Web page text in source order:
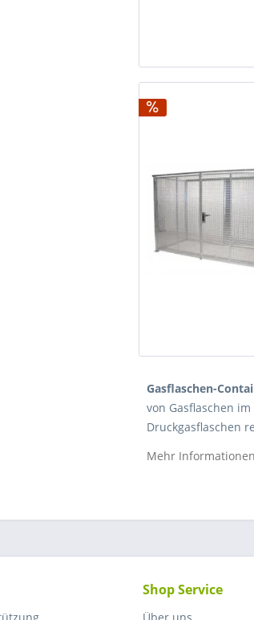
Gasflaschen-
von Gasflaschen
Druckgasflaschen
freier Bauweise
sollen. Innerhalb
Lagerorganisation
Was ist ein
Mehr
Shop Service